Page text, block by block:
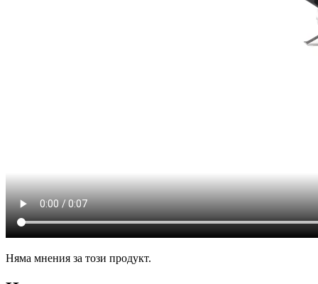
Няма мнения за този продукт.